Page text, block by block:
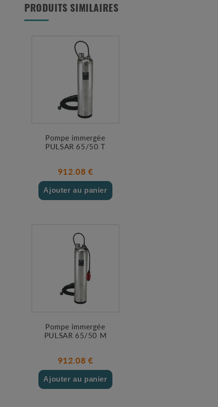
PRODUITS SIMILAIRES
Pompe immergée
PULSAR 65/50 T
912.08 €
Ajouter au panier
Pompe immergée
PULSAR 65/50 M
912.08 €
Ajouter au panier